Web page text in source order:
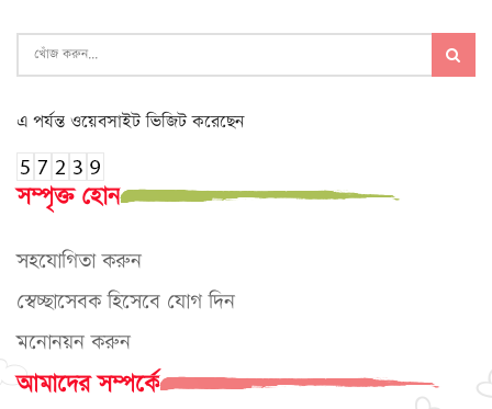
এ পর্যন্ত ওয়েবসাইট ভিজিট করেছেন
সম্পৃক্ত হোন
সহযোগিতা করুন
স্বেচ্ছাসেবক হিসেবে যোগ দিন
মনোনয়ন করুন
আমাদের সম্পর্কে